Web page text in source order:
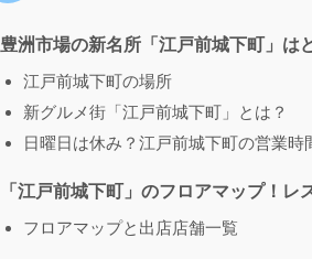
豊洲市場の新名所「江戸前城下町」は
江戸前城下町の場所
新グルメ街「江戸前城下町」とは？
日曜日は休み？江戸前城下町の営業時
「江戸前城下町」のフロアマップ！
フロアマップと出店店舗一覧